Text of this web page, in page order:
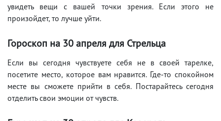
увидеть вещи с вашей точки зрения. Если этого не
произойдет, то лучше уйти.
Гороскоп на 30 апреля для Стрельца
Если вы сегодня чувствуете себя не в своей тарелке,
посетите место, которое вам нравится. Где-то спокойном
месте вы сможете прийти в себя. Постарайтесь сегодня
отделить свои эмоции от чувств.